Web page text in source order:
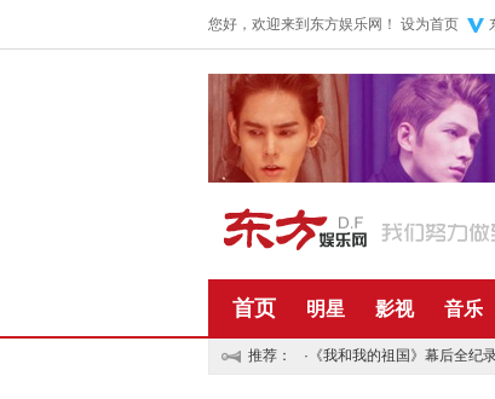
您好，欢迎来到东方娱乐网！ 设为首页
首页 明星 影视 音乐
推荐： · 《我和我的祖国》幕后全纪